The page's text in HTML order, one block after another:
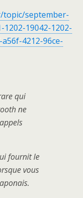
september-
1202-19042-1202-
4212-96ce-
qui
ne
fournit le
vous